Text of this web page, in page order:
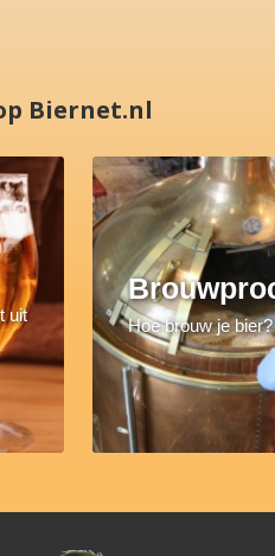
Biernet.nl
uit
Hoe brouw je bier?